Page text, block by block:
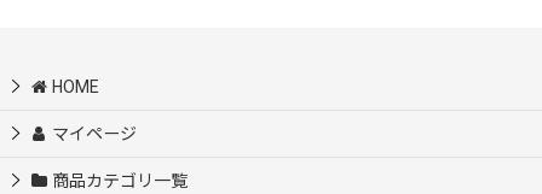
HOME
マイページ
商品カテゴリ一覧